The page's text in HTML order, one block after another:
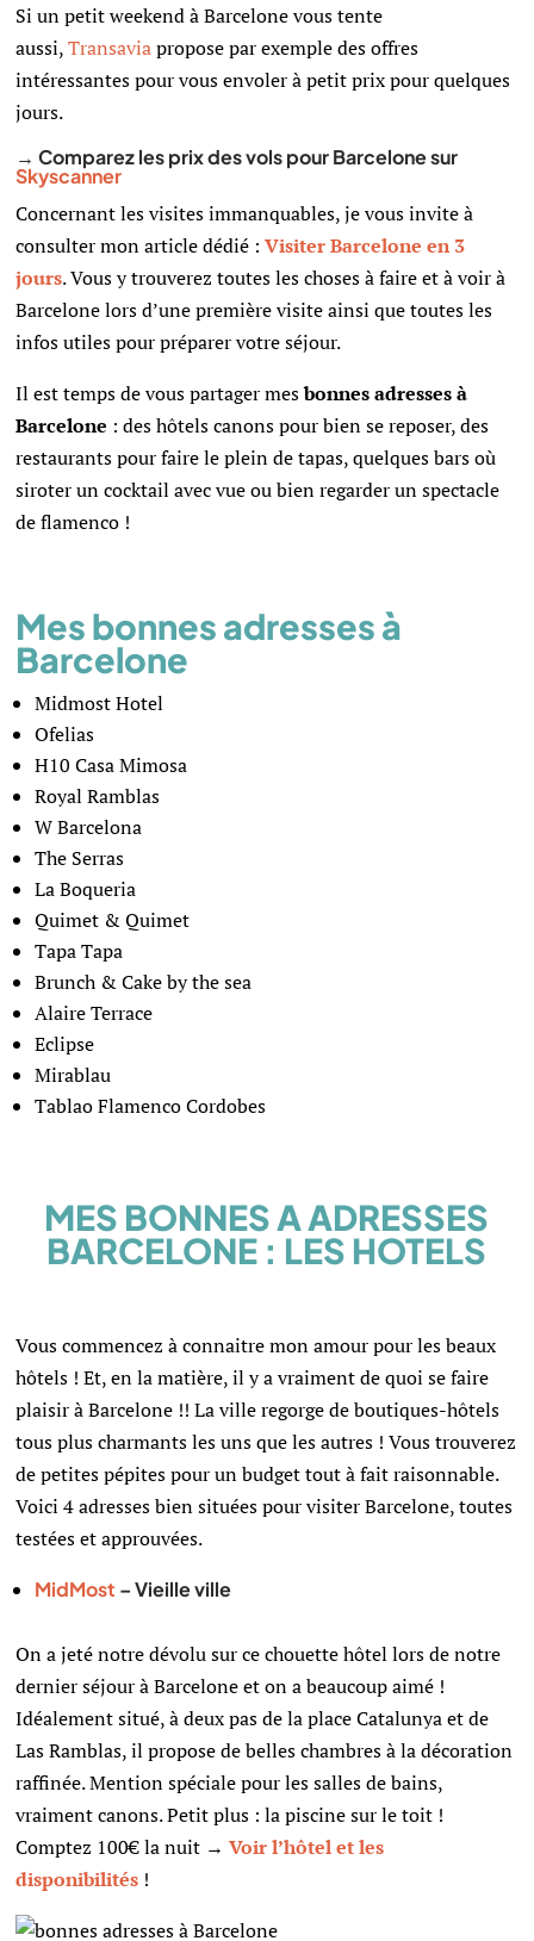
Si un petit weekend à Barcelone vous tente
aussi,Transaviapropose par exemple des offres
intéressantes pour vous envoler à petit prix pour quelques
jours.
→ Comparez les prix des vols pourBarcelone sur
Skyscanner
Concernant les visites immanquables, je vous invite à
consulter mon article dédié :Visiter Barcelone en 3
jours. Vous y trouverez toutes les choses à faire et à voir à
Barcelone lors d’une première visite ainsi que toutes les
infos utiles pour préparer votre séjour.
Il est temps de vous partager mesbonnes adresses à
Barcelone : des hôtels canons pour bien se reposer, des
restaurants pour faire le plein de tapas, quelques bars où
siroter un cocktail avec vue ou bien regarder un spectacle
de flamenco !
Mes bonnes adresses à
Barcelone
Midmost Hotel
Ofelias
H10 Casa Mimosa
Royal Ramblas
W Barcelona
The Serras
La Boqueria
Quimet & Quimet
Tapa Tapa
Brunch & Cake by the sea
Alaire Terrace
Eclipse
Mirablau
Tablao Flamenco Cordobes
MES BONNES A ADRESSES
BARCELONE : LES HOTELS
Vous commencez à connaitre mon amour pour les beaux
hôtels ! Et, en la matière,ily a vraiment de quoi se faire
plaisir à Barcelone !! La ville regorge de boutiques-hôtels
tous plus charmants les uns que les autres !Vous trouverez
de petites pépites pour un budget tout à fait raisonnable.
Voici 4 adresses bien situées pour visiter Barcelone, toutes
testées et approuvées.
MidMost – Vieille ville
On a jeté notre dévolu sur ce chouette hôtel lors de notre
dernier séjour à Barcelone et on a beaucoup aimé !
Idéalement situé, à deux pas de la place Catalunya et de
Las Ramblas, il propose de belles chambres à la décoration
raffinée. Mention spéciale pour les salles de bains,
vraiment canons. Petit plus : la piscine sur le toit !
Comptez 100€ la nuit →Voir l’hôtel et les
disponibilités !